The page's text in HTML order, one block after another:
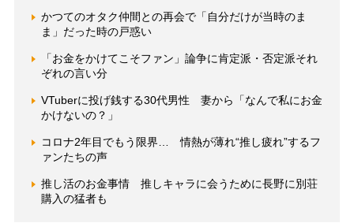
かつてのオタク仲間との再会で「自分だけが当時のま
ま」だった時の戸惑い
「お金をかけてこそファン」論争に肯定派・否定派それ
ぞれの言い分
VTuberに投げ銭する30代男性 妻から「なんで私にお金
かけないの？」
コロナ2年目でもう限界… 情熱が薄れ“推し疲れ”するフ
ァンたちの声
推し活のお金事情 推しキャラに会うために長野に別荘
購入の猛者も